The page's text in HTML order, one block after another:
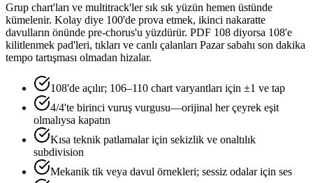
Grup chart'ları ve multitrack'ler sık sık yüzün hemen üstünde
kümelenir. Kolay diye 100'de prova etmek, ikinci nakaratte
davulların önünde pre-chorus'u yüzdürür. PDF 108 diyorsa 108'e
kilitlenmek pad'leri, tıkları ve canlı çalanları Pazar sabahı son dakika
tempo tartışması olmadan hizalar.
108'de açılır; 106–110 chart varyantları için ±1 ve tap
4/4'te birinci vuruş vurgusu—orijinal her çeyrek eşit
olmalıysa kapatın
Kısa teknik patlamalar için sekizlik ve onaltılık
subdivision
Mekanik tik veya davul örnekleri; sessiz odalar için ses